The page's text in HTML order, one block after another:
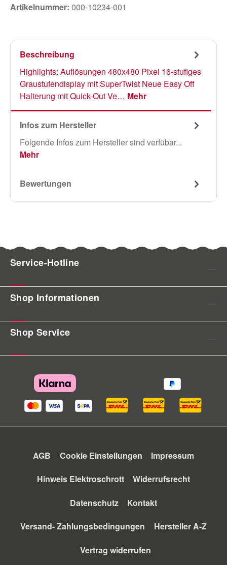
Artikelnummer: 000-10234-001
Beschreibung
Highlights: Auflösungen 480x480 Pixel 16-stufiges
Graustufendisplay mit SuperTwist Neue Easy Off
Halterung mit Quick-Out Ve… Mehr
Infos zum Hersteller
Folgende Infos zum Hersteller sind verfübar...
Mehr
Bewertungen
Service-Hotline
Shop Informationen
Shop Service
AGB Cookie Einstellungen Impressum
Hinweis Elektroschrott Widerrufsrecht
Datenschutz Kontakt
Versand- Zahlungsbedingungen Hersteller A-Z
Vertrag widerrufen